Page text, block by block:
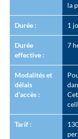
la
Durée : 1
Durée
effective :
7
Modalités et
délais
d’accès :
Tarif :